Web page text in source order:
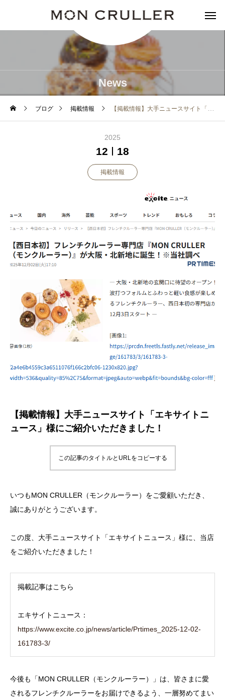
News
ブログ 掲載情報 【掲載情報】大手ニュースサイト「エキサイトニュース」様にご紹介いただきました！
2025
12 18
掲載情報
【掲載情報】大手ニュースサイト「エキサイトニ
ュース」様にご紹介いただきました！
この記事のタイトルとURLをコピーする
いつもMON CRULLER（モンクルーラー）をご愛顧いただき、
誠にありがとうございます。
この度、大手ニュースサイト「エキサイトニュース」様に、当店
をご紹介いただきました！
掲載記事はこちら
エキサイトニュース：
https://www.excite.co.jp/news/article/Prtimes_2025-12-02-
161783-3/
今後も「MON CRULLER（モンクルーラー）」は、皆さまに愛
されるフレンチクルーラーをお届けできるよう、一層努めてまい